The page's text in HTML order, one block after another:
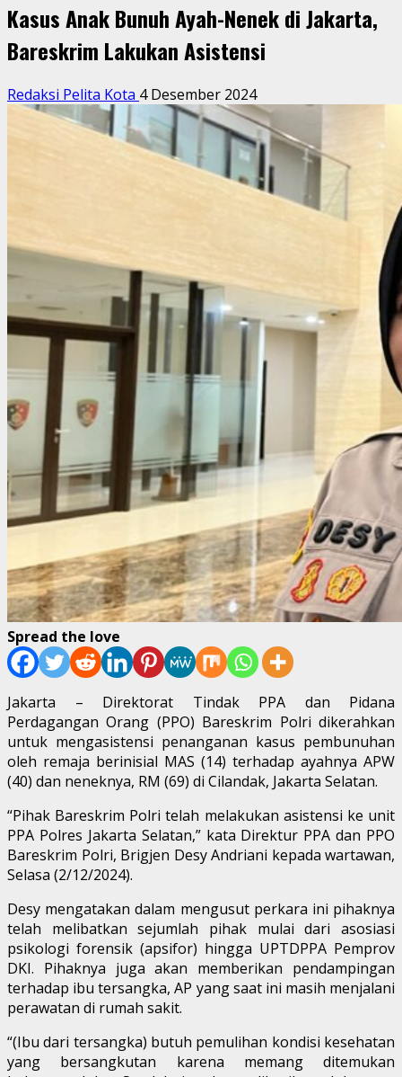
Kasus Anak Bunuh Ayah-Nenek di Jakarta,
Bareskrim Lakukan Asistensi
Redaksi Pelita Kota 4 Desember 2024
Spread the love
Jakarta – Direktorat Tindak PPA dan Pidana
Perdagangan Orang (PPO) Bareskrim Polri dikerahkan
untuk mengasistensi penanganan kasus pembunuhan
oleh remaja berinisial MAS (14) terhadap ayahnya APW
(40) dan neneknya, RM (69) di Cilandak, Jakarta Selatan.
“Pihak Bareskrim Polri telah melakukan asistensi ke unit
PPA Polres Jakarta Selatan,” kata Direktur PPA dan PPO
Bareskrim Polri, Brigjen Desy Andriani kepada wartawan,
Selasa (2/12/2024).
Desy mengatakan dalam mengusut perkara ini pihaknya
telah melibatkan sejumlah pihak mulai dari asosiasi
psikologi forensik (apsifor) hingga UPTDPPA Pemprov
DKI. Pihaknya juga akan memberikan pendampingan
terhadap ibu tersangka, AP yang saat ini masih menjalani
perawatan di rumah sakit.
“(Ibu dari tersangka) butuh pemulihan kondisi kesehatan
yang bersangkutan karena memang ditemukan